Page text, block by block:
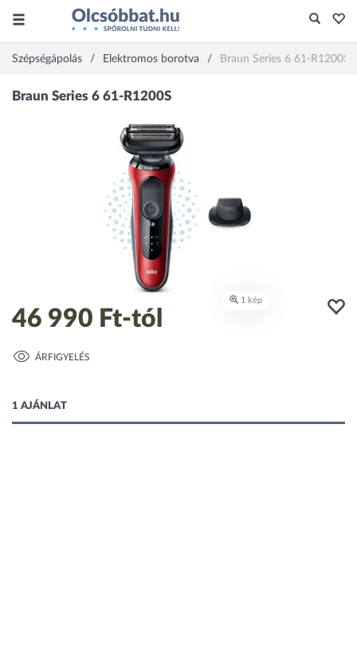
Szépségápolás Elektromos borotva Braun Series 6 61-R1200S
46 990 Ft-tól
ÁRFIGYELÉS
1 AJÁNLAT